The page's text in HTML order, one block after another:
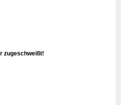
zugeschweißt!